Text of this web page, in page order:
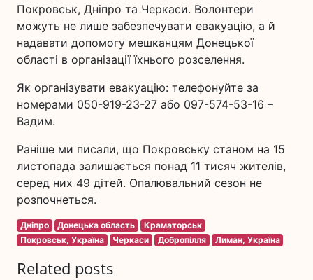
Покровськ, Дніпро та Черкаси. Волонтери
можуть не лише забезпечувати евакуацію, а й
надавати допомогу мешканцям Донецької
області в організації їхнього розселення.
Як організувати евакуацію: телефонуйте за
номерами 050-919-23-27 або 097-574-53-16 –
Вадим.
Раніше ми писали, що Покровську станом на 15
листопада залишається понад 11 тисяч жителів,
серед них 49 дітей. Опалювальний сезон не
розпочнеться.
Дніпро Донецька область
Краматорськ
Покровськ, Україна
Черкаси Добропілля Лиман, Україна
Related posts